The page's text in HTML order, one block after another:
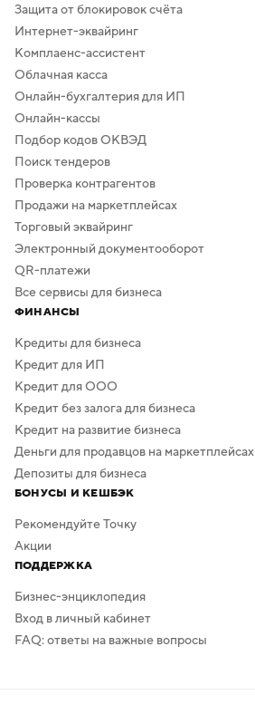
Защита от блокировок счёта
Интернет-эквайринг
Комплаенс-ассистент
Облачная касса
Онлайн-бухгалтерия для ИП
Онлайн-кассы
Подбор кодов ОКВЭД
Поиск тендеров
Проверка контрагентов
Продажи на маркетплейсах
Торговый эквайринг
Электронный документооборот
QR-платежи
Все сервисы для бизнеса
ФИНАНСЫ
Кредиты для бизнеса
Кредит для ИП
Кредит для ООО
Кредит без залога для бизнеса
Кредит на развитие бизнеса
Деньги для продавцов на маркетплейсах
Депозиты для бизнеса
БОНУСЫ И КЕШБЭК
Рекомендуйте Точку
Акции
ПОДДЕРЖКА
Бизнес-энциклопедия
Вход в личный кабинет
FAQ: ответы на важные вопросы